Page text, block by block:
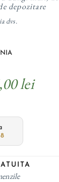
depozitare
dvs.
lei